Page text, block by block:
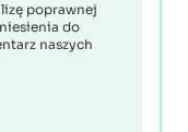
poprawnej
do
naszych